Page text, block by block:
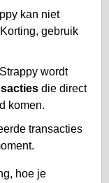
kan niet
gebruik
wordt
die direct
komen.
transacties
hoe je